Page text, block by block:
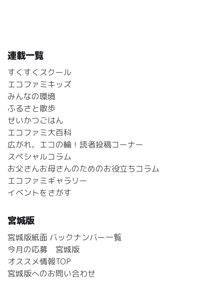
連載一覧
すくすくスクール
エコファミキッズ
みんなの環境
ふるさと散歩
せいかつごはん
エコファミ大百科
広がれ、エコの輪！読者投稿コーナー
スペシャルコラム
お父さんお母さんのためのお役立ちコラム
エコファミギャラリー
イベントをさがす
宮城版
宮城版紙面 バックナンバー一覧
今月の応募 宮城版
オススメ情報TOP
宮城版へのお問い合わせ